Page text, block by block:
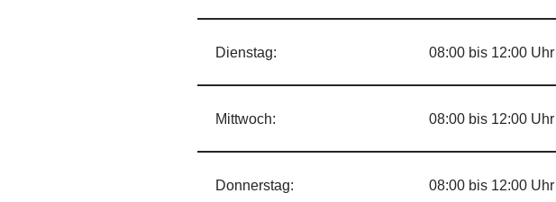
Dienstag: 08:00 bis 12:00 Uhr
Mittwoch: 08:00 bis 12:00 Uhr
Donnerstag: 08:00 bis 12:00 Uhr